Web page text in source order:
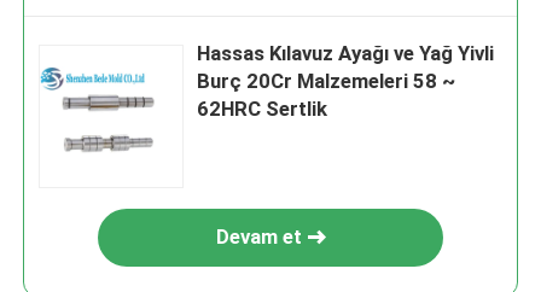
Hassas Kılavuz Ayağı ve Yağ Yivli
Burç 20Cr Malzemeleri 58 ~
62HRC Sertlik
Devam et